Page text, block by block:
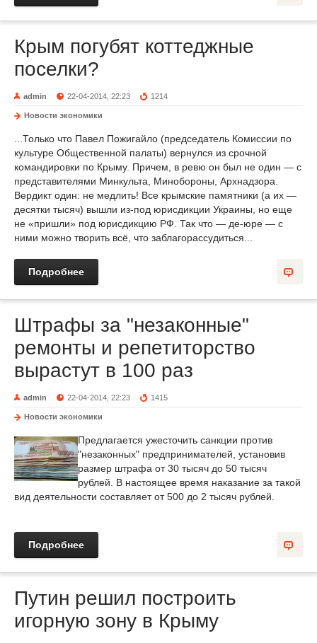
Крым погубят коттеджные
поселки?
admin 22-04-2014, 22:23 1214
Новости экономики
...Только что Павел Пожигайло (председатель Комиссии по
культуре Общественной палаты) вернулся из срочной
командировки по Крыму. Причем, в ревю он был не один — с
представителями Минкульта, Минобороны, Архнадзора.
Вердикт один: не медлить! Все крымские памятники (а их —
десятки тысяч) вышли из-под юрисдикции Украины, но еще
не «пришли» под юрисдикцию РФ. Так что — де-юре — с
ними можно творить всё, что заблагорассудиться...
Подробнее
Штрафы за "незаконные"
ремонты и репетиторство
вырастут в 100 раз
admin 22-04-2014, 22:23 1415
Новости экономики
Предлагается ужесточить санкции против
"незаконных" предпринимателей, установив
размер штрафа от 30 тысяч до 50 тысяч
рублей. В настоящее время наказание за такой
вид деятельности составляет от 500 до 2 тысяч рублей.
Подробнее
Путин решил построить
игорную зону в Крыму